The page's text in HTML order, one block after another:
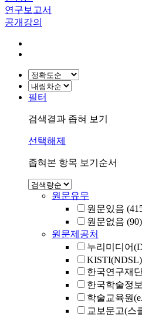
연구보고서
공개강의
필터
검색결과 좁혀 보기
선택해제
좁혀본 항목 보기순서
원문유무
원문있음
원문없음 (90)
원문제공처
누리미디어
KISTI(NDSL)
한국연구재
한국학술정
학술교육원
교보문고(스